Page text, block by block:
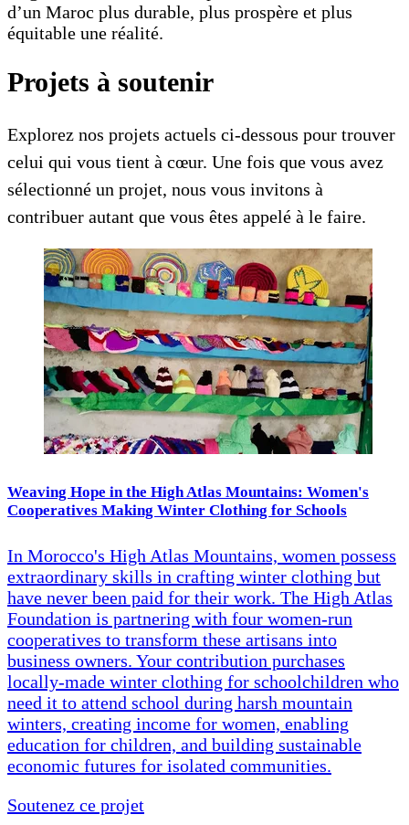
d’un Maroc plus durable, plus prospère et plus
équitable une réalité.
Projets à soutenir
Explorez nos projets actuels ci-dessous pour trouver
celui qui vous tient à cœur. Une fois que vous avez
sélectionné un projet, nous vous invitons à
contribuer autant que vous êtes appelé à le faire.
Weaving Hope in the High Atlas Mountains: Women's
Cooperatives Making Winter Clothing for Schools
In Morocco's High Atlas Mountains, women possess
extraordinary skills in crafting winter clothing but
have never been paid for their work. The High Atlas
Foundation is partnering with four women-run
cooperatives to transform these artisans into
business owners. Your contribution purchases
locally-made winter clothing for schoolchildren who
need it to attend school during harsh mountain
winters, creating income for women, enabling
education for children, and building sustainable
economic futures for isolated communities.
Soutenez ce projet